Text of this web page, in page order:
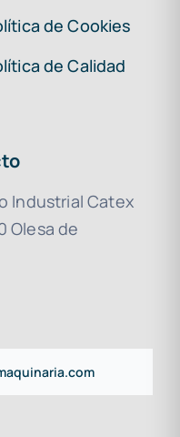
de Cookies
de Calidad
Industrial Catex
Olesa de